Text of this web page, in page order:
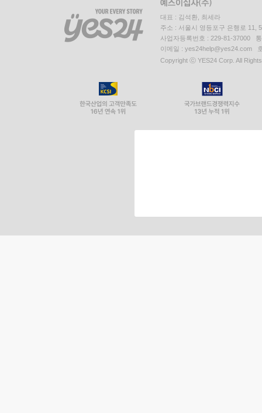
대표 : 김석환, 최세라
주소 : 서울시 영등포구 은행로 11,
사업자등록번호 : 229-81-37000
이메일 : yes24help@yes24.com
Copyright ⓒ YES24 Corp. All